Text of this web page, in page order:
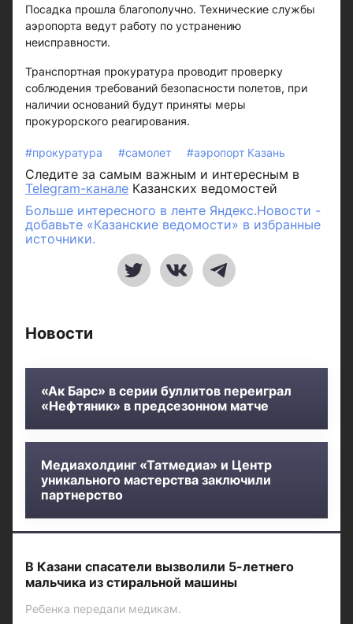
Посадка прошла благополучно. Технические службы
аэропорта ведут работу по устранению
неисправности.
Транспортная прокуратура проводит проверку
соблюдения требований безопасности полетов, при
наличии оснований будут приняты меры
прокурорского реагирования.
#прокуратура #самолет #аэропорт Казань
Следите за самым важным и интересным в
Telegram-канале Казанских ведомостей
Больше интересного в ленте Яндекс.Новости -
добавьте «Казанские ведомости» в избранные
источники.
Новости
«Ак Барс» в серии буллитов переиграл
«Нефтяник» в предсезонном матче
Медиахолдинг «Татмедиа» и Центр
уникального мастерства заключили
партнерство
В Казани спасатели вызволили 5-летнего
мальчика из стиральной машины
Ребенка передали медикам.